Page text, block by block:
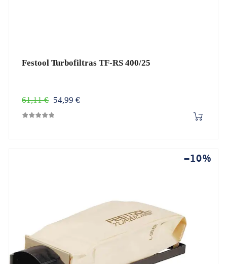
Festool Turbofiltras TF-RS 400/25
Įprasta
61,11 € Kaina
54,99 €
−10%